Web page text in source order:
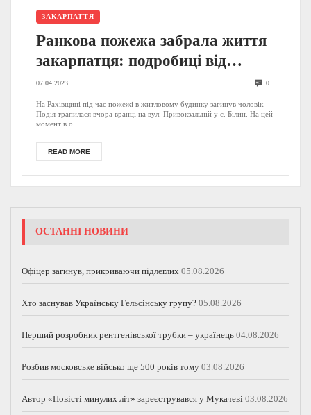
ЗАКАРПАТТЯ
Ранкова пожежа забрала життя
закарпатця: подробиці від
ДСНС (ФОТО)
07.04.2023 0
На Рахівщині під час пожежі в житловому будинку загинув чоловік.
Подія трапилася вчора вранці на вул. Привокзальній у с. Білин. На цей
момент в о...
READ MORE
ОСТАННІ НОВИНИ
Офіцер загинув, прикриваючи підлеглих 05.08.2026
Хто заснував Українську Гельсінську групу? 05.08.2026
Перший розробник рентгенівської трубки – українець 04.08.2026
Розбив московське військо ще 500 років тому 03.08.2026
Автор «Повісті минулих літ» зареєструвався у Мукачеві 03.08.2026